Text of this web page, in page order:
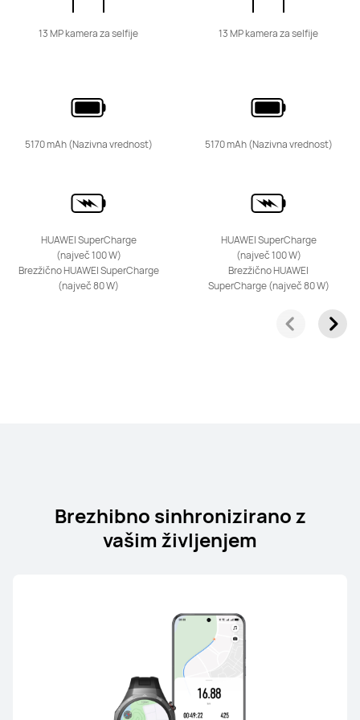
13 MP kamera za selfije
5170 mAh (Nazivna vrednost)
HUAWEI SuperCharge
(največ 100 W)
Brezžično HUAWEI SuperCharge
(največ 80 W)
13 MP kamera za selfije
5170 mAh (Nazivna vrednost)
HUAWEI SuperCharge
(največ 100 W)
Brezžično HUAWEI
SuperCharge (največ 80 W)
Brezhibno sinhronizirano z
vašim življenjem